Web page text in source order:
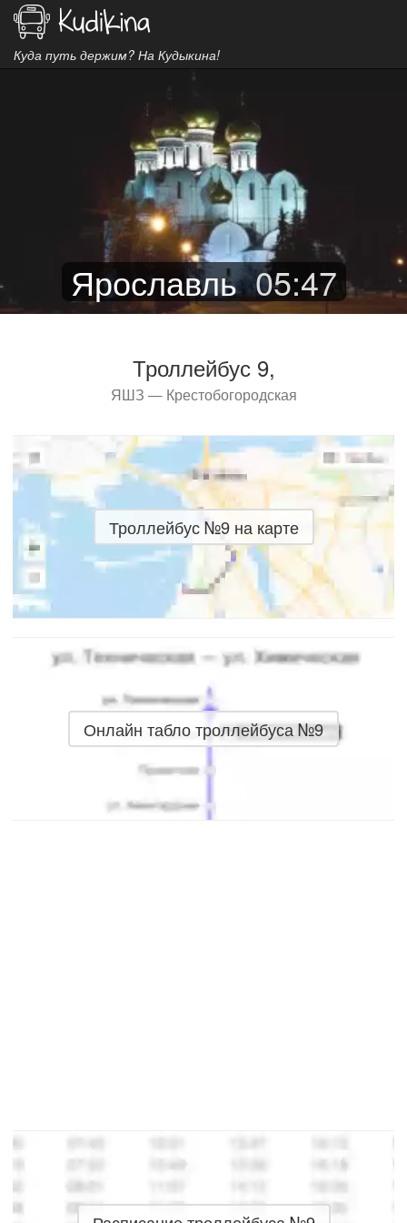
Куда путь держим? На Кудыкина!
Ярославль 05:47
Троллейбус 9,
ЯШЗ — Крестобогородская
Троллейбус №9 на карте
Онлайн табло троллейбуса №9